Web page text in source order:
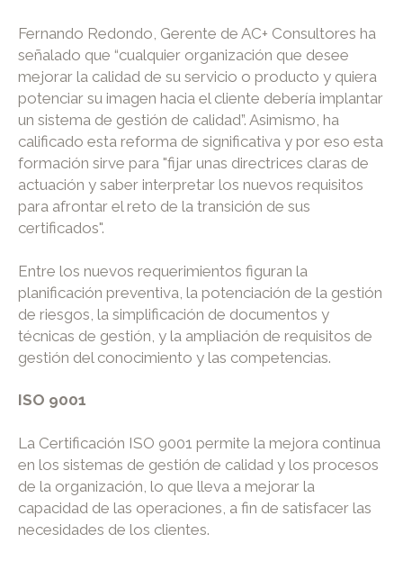
Fernando Redondo, Gerente de AC+ Consultores ha
señalado que “cualquier organización que desee
mejorar la calidad de su servicio o producto y quiera
potenciar su imagen hacia el cliente debería implantar
un sistema de gestión de calidad”. Asimismo, ha
calificado esta reforma de significativa y por eso esta
formación sirve para "fijar unas directrices claras de
actuación y saber interpretar los nuevos requisitos
para afrontar el reto de la transición de sus
certificados".
Entre los nuevos requerimientos figuran la
planificación preventiva, la potenciación de la gestión
de riesgos, la simplificación de documentos y
técnicas de gestión, y la ampliación de requisitos de
gestión del conocimiento y las competencias.
ISO 9001
La Certificación ISO 9001 permite la mejora continua
en los sistemas de gestión de calidad y los procesos
de la organización, lo que lleva a mejorar la
capacidad de las operaciones, a fin de satisfacer las
necesidades de los clientes.